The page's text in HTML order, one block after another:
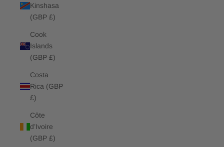
Kinshasa
(GBP £)
Cook
Islands
(GBP £)
Costa
Rica (GBP
£)
Côte
d’Ivoire
(GBP £)